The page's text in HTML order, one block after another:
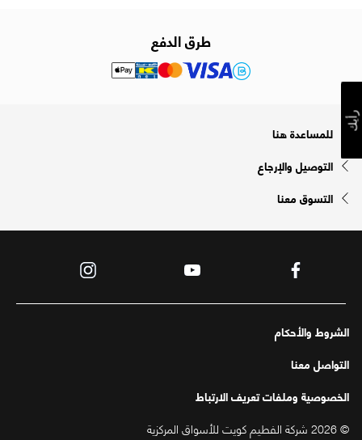
طرق الدفع
للمساعدة هنا
التوصيل والإرجاع
التسوق معنا
الشروط والأحكام
التواصل معنا
الخصوصية وملفات تعريف الارتباط
© 2026 شركة الفطيم كويت للأسواق المركزية
رأيك